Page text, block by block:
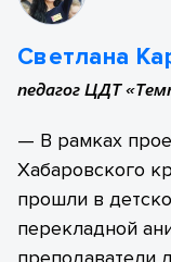
Светлана
педагог ЦДТ
— В рамках
Хабаровского
прошли в
перекладной